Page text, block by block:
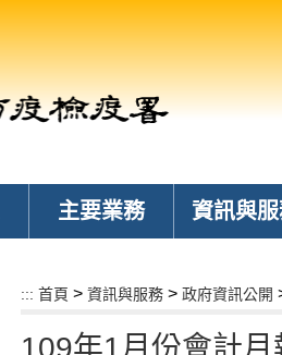
主要業務 資訊與
::: 首頁 > 資訊與服務 > 政府資訊公開
109年1月份會計月